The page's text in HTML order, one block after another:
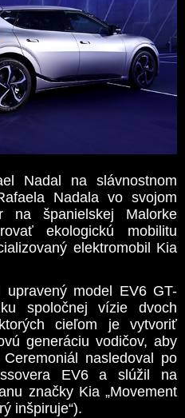
Nadal na slávnostnom
Nadala vo svojom
na španielskej Malorke
ekologickú mobilitu
elektromobil Kia
model EV6 GT-
spoločnej vízie dvoch
cieľom je vytvoriť
generáciu vodičov, aby
nasledoval po
EV6 a slúžil na
značky Kia „Movement
inšpiruje“).